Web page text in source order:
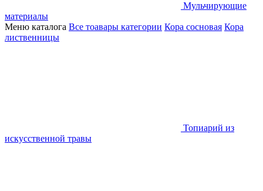
Мульчирующие
материалы
Меню каталога Все тоавары категории Кора сосновая Кора
лиственницы
Топиарий из
искусственной травы